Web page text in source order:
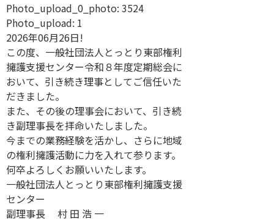
Photo_upload_0_photo: 3524
Photo_upload: 1
2026年06月26日!
この度、一般社団法人とっとり東部権利
擁護支援センター令和８年度定期総会に
おいて、引き続き理事としてご信任いた
だきました。
また、その後の理事会において、引き続
き副理事長を拝命いたしました。
今までの業務経験を活かし、さらに地域
の権利擁護活動に力を入れて参ります。
何卒よろしくお願いいたします。
一般社団法人とっとり東部権利擁護支援
センター
副理事長 村 田 浩 一